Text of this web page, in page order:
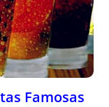
Famosas